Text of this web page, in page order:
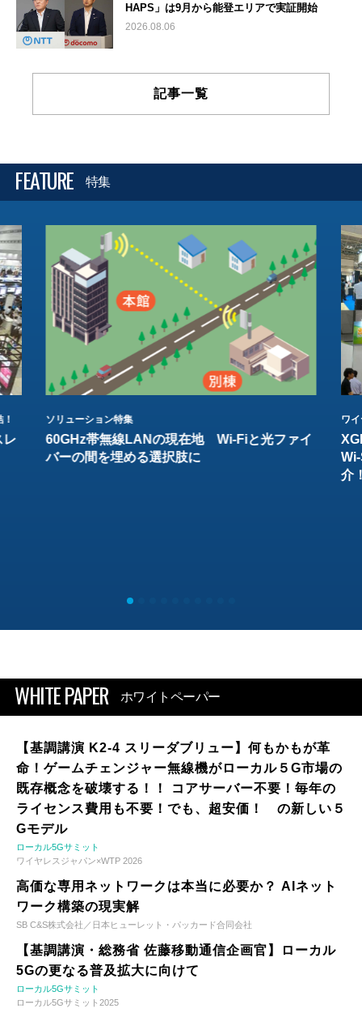
HAPS」は9月から能登エリアで実証開始
2026.08.06
記事一覧
FEATURE 特集
レ
ソリューション特集
60GHz帯無線LANの現在地 Wi-Fiと光ファイ
バーの間を埋める選択肢に
ワ
介
WHITE PAPER ホワイトペーパー
【基調講演 K2-4 スリーダブリュー】何もかもが革
命！ゲームチェンジャー無線機がローカル５G市場の
既存概念を破壊する！！ コアサーバー不要！毎年の
ライセンス費用も不要！でも、超安価！ の新しい５
Gモデル
ローカル5Gサミット
ワイヤレスジャパン×WTP 2026
高価な専用ネットワークは本当に必要か？ AIネット
ワーク構築の現実解
SB C&S株式会社／日本ヒューレット・パッカード合同会社
【基調講演・総務省 佐藤移動通信企画官】ローカル
5Gの更なる普及拡大に向けて
ローカル5Gサミット
ローカル5Gサミット2025